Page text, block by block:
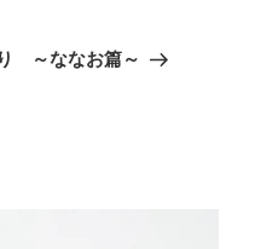
～ななお篇～